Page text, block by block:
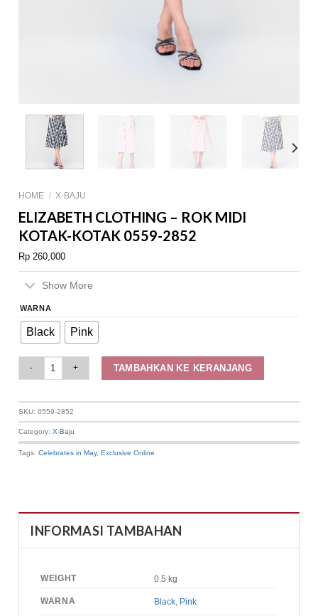
HOME / X-BAJU
ELIZABETH CLOTHING – ROK MIDI
KOTAK-KOTAK 0559-2852
Rp 260,000
Show More
WARNA
Black Pink
TAMBAHKAN KE KERANJANG
SKU:0559-2852
Category:X-Baju
Tags:Celebrates in May,Exclusive Online
INFORMASI TAMBAHAN
WEIGHT 0.5 kg
WARNA Black Pink